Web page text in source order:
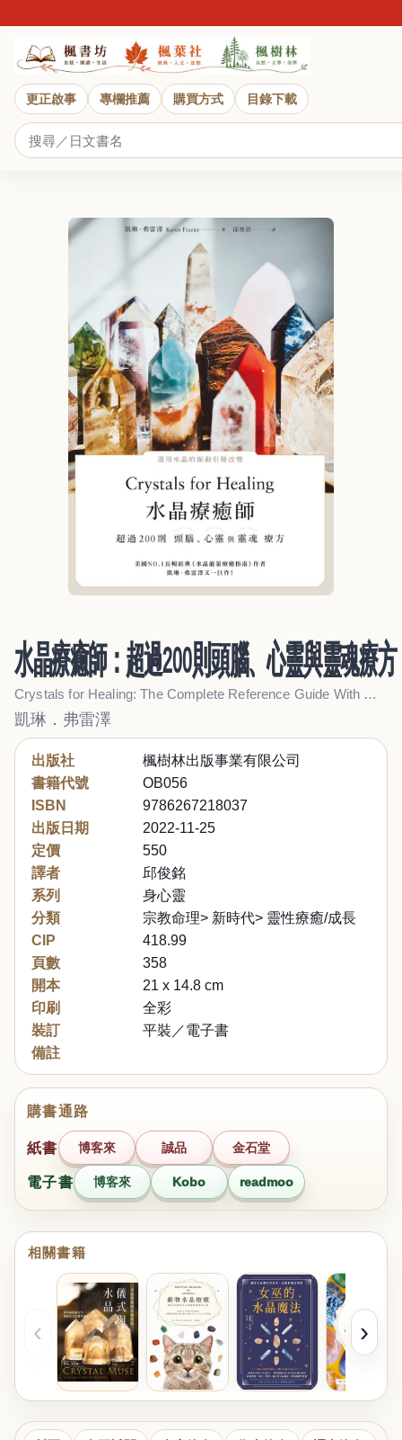
更正啟事 專欄推薦 購買方式 目錄下載
水晶療癒師：超過200則頭腦、心靈與靈魂療方
Crystals for Healing: The Complete Reference Guide With Over 200 Remedies for Mind, Heart & Soul
凱琳．弗雷澤
出版社
楓樹林出版事業有限公司
書籍代號
OB056
ISBN
9786267218037
出版日期
2022-11-25
定價
550
譯者
邱俊銘
系列
身心靈
分類
宗教命理> 新時代> 靈性療癒/成長
CIP
418.99
頁數
358
開本
21 x 14.8 cm
印刷
全彩
裝訂
平裝／電子書
備註
購書通路
紙書 博客來 誠品 金石堂
電子書 博客來 Kobo readmoo
相關書籍
‹ ›